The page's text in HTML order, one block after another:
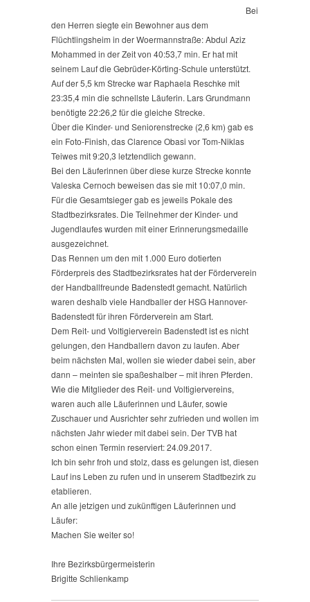
Bei
den Herren siegte ein Bewohner aus dem
Flüchtlingsheim in der Woermannstraße: Abdul Aziz
Mohammed in der Zeit von 40:53,7 min. Er hat mit
seinem Lauf die Gebrüder-Körting-Schule unterstützt.
Auf der 5,5 km Strecke war Raphaela Reschke mit
23:35,4 min die schnellste Läuferin. Lars Grundmann
benötigte 22:26,2 für die gleiche Strecke.
Über die Kinder- und Seniorenstrecke (2,6 km) gab es
ein Foto-Finish, das Clarence Obasi vor Tom-Niklas
Teiwes mit 9:20,3 letztendlich gewann.
Bei den Läuferinnen über diese kurze Strecke konnte
Valeska Cernoch beweisen das sie mit 10:07,0 min.
Für die Gesamtsieger gab es jeweils Pokale des
Stadtbezirksrates. Die Teilnehmer der Kinder- und
Jugendlaufes wurden mit einer Erinnerungsmedaille
ausgezeichnet.
Das Rennen um den mit 1.000 Euro dotierten
Förderpreis des Stadtbezirksrates hat der Förderverein
der Handballfreunde Badenstedt gemacht. Natürlich
waren deshalb viele Handballer der HSG Hannover-
Badenstedt für ihren Förderverein am Start.
Dem Reit- und Voltigierverein Badenstedt ist es nicht
gelungen, den Handballern davon zu laufen. Aber
beim nächsten Mal, wollen sie wieder dabei sein, aber
dann – meinten sie spaßeshalber – mit ihren Pferden.
Wie die Mitglieder des Reit- und Voltigiervereins,
waren auch alle Läuferinnen und Läufer, sowie
Zuschauer und Ausrichter sehr zufrieden und wollen im
nächsten Jahr wieder mit dabei sein. Der TVB hat
schon einen Termin reserviert: 24.09.2017.
Ich bin sehr froh und stolz, dass es gelungen ist, diesen
Lauf ins Leben zu rufen und in unserem Stadtbezirk zu
etablieren.
An alle jetzigen und zukünftigen Läuferinnen und
Läufer:
Machen Sie weiter so!
Ihre Bezirksbürgermeisterin
Brigitte Schlienkamp